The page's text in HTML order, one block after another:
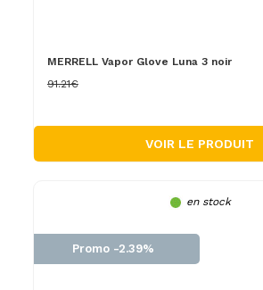
MERRELL Vapor Glove Luna 3 noir
91.21€
VOIR LE PRODUIT
en stock
Promo -2.39%